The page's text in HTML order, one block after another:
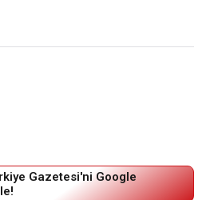
Gazetesi'ni Google